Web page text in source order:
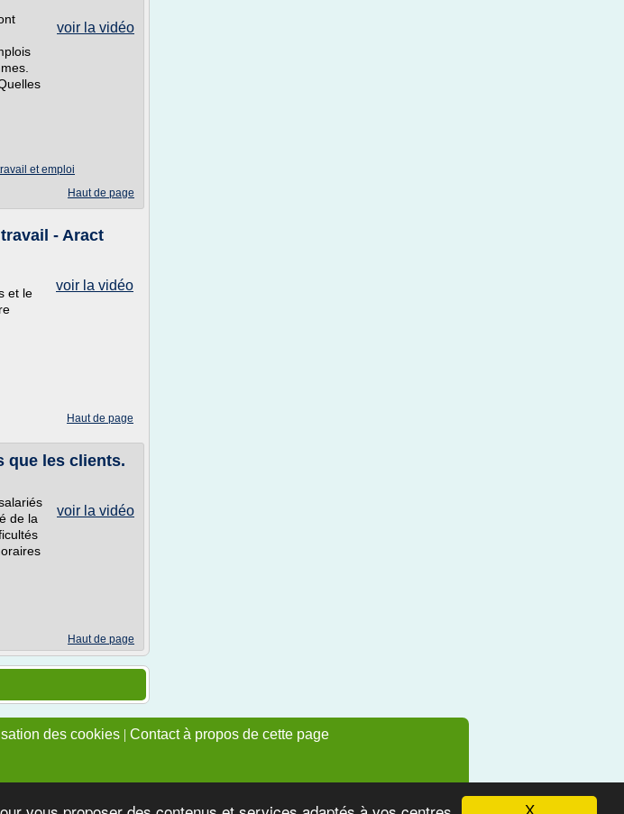
X
voir la vidéo
et emploi
Haut de page
- Aract
voir la vidéo
et le
Haut de page
que les clients.
voir la vidéo
de la
Haut de page
des cookies | Contact à propos de cette page